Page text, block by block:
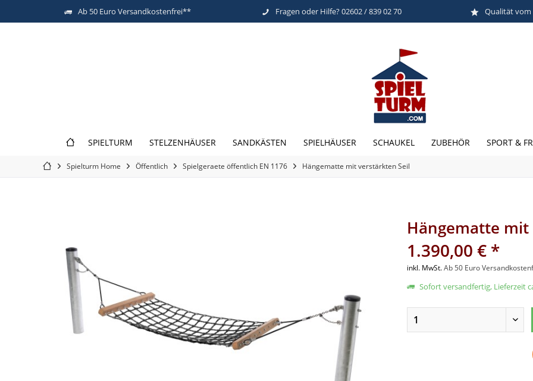
Ab 50 Euro Versandkostenfrei** Fragen oder Hilfe? 02602 / 839 02 70 Qualität vom
SPIELTURM STELZENHÄUSER SANDKÄSTEN SPIELHÄUSER SCHAUKEL ZUBEHÖR SPORT &
Spielturm Home Öffentlich Spielgeraete öffentlich EN 1176 Hängematte mit verstärkten Seil
Hängematte
1.390,00 € *
inkl. MwSt.Ab 50 Euro
Sofort versandfertig, Lieferzeit